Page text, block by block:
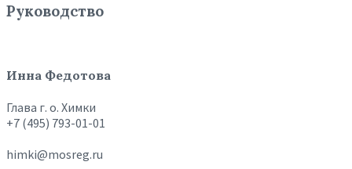
Руководство
Инна Федотова
Глава г. о. Химки
+7 (495) 793-01-01
himki@mosreg.ru